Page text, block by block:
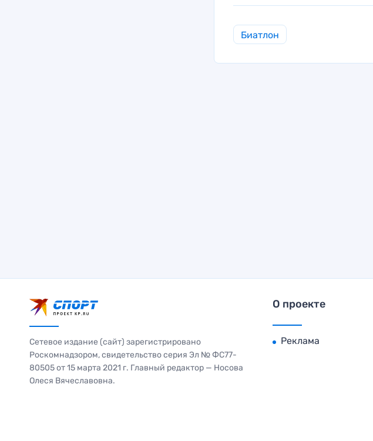
Биатлон
Сетевое издание (сайт) зарегистрировано
Роскомнадзором, свидетельство серия Эл № ФС77-
80505 от 15 марта 2021 г. Главный редактор — Носова
Олеся Вячеславовна.
О проекте
Реклама